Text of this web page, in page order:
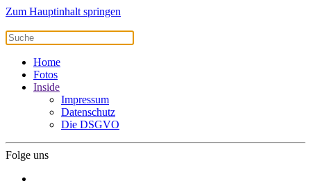
Zum Hauptinhalt springen
Home
Fotos
Inside
Impressum
Datenschutz
Die DSGVO
Folge uns